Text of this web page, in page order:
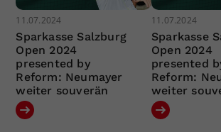
11.07.2024
Sparkasse Salzburg
Open 2024
presented by
Reform: Neumayer
weiter souverän
11.07.2024
Sparkasse
Open 2024
presented
Reform:
weiter